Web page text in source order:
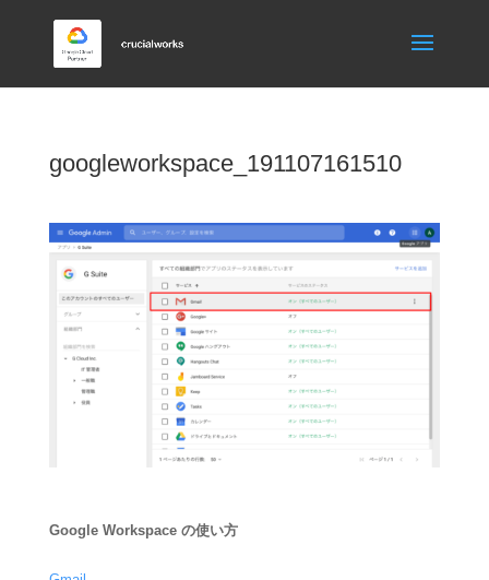
googleworkspace_191107161510
Google Workspace の使い方